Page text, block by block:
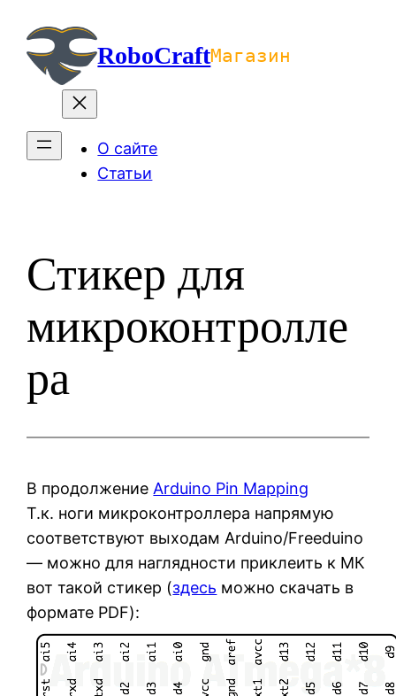
содержимомуRoboCraftМагазин
О сайте
Статьи
Стикер для
микроконтролле
ра
В продолжениеArduino Pin Mapping
Т.к. ноги микроконтроллера напрямую
соответствуют выходам Arduino/Freeduino
— можно для наглядности приклеить к МК
вот такой стикер (здесь можно скачать в
формате PDF):